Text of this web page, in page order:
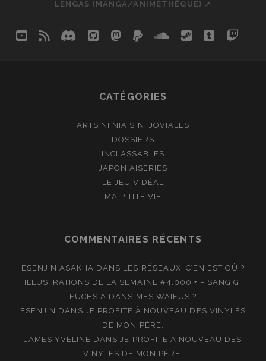
LENGAS (MANGA/ANIMETHÈQUE) ↗
youtube
rss discord
githubmastodon
paypalsoundcloud
steamtumblr
CATÉGORIES
ARTS NI NIAIS NI JOVIALES
DOSSIERS
INCLASSABLES
JAPONIAISERIES
LE JEU VIDÉAL
MA P'TITE VIE
COMMENTAIRES RÉCENTS
ESENJIN ASAKHA DANS LES RÉSEAUX, C’EN EST OÙ ?
ILLUSTRATIONS DE LA SEMAINE #4.000 + – SANGIGI
FUCHSIA DANS MES WAIFUS ?
ESENJIN DANS JE PROFITE À NOUVEAU DES VINYLES
DE MON PÈRE.
JAMES YVELINE DANSJE PROFITE À NOUVEAU DES
VINYLES DE MON PÈRE.